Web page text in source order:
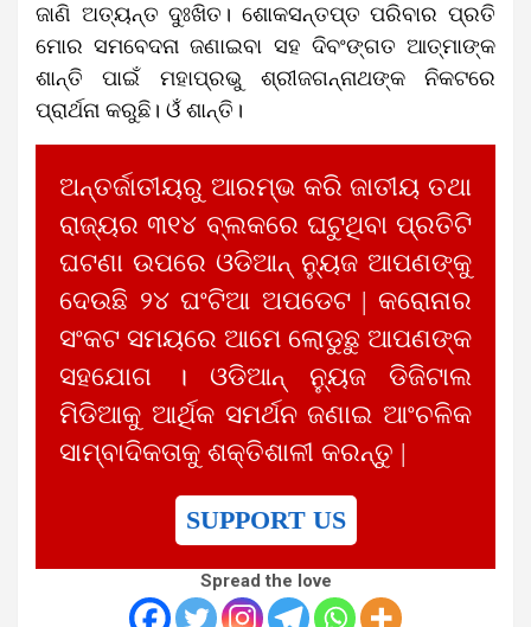
ଜାଣି ଅତ୍ୟନ୍ତ ଦୁଃଖିତ। ଶୋକସନ୍ତପ୍ତ ପରିବାର ପ୍ରତି
ମୋର ସମବେଦନା ଜଣାଇବା ସହ ଦିବଂଙ୍ଗତ ଆତ୍ମାଙ୍କ
ଶାନ୍ତି ପାଇଁ ମହାପ୍ରଭୁ ଶ୍ରୀଜଗନ୍ନାଥଙ୍କ ନିକଟରେ
ପ୍ରାର୍ଥନା କରୁଛି। ଓଁ ଶାନ୍ତି।
ଅନ୍ତର୍ଜାତୀୟରୁ ଆରମ୍ଭ କରି ଜାତୀୟ ତଥା
ରାଜ୍ୟର ୩୧୪ ବ୍ଲକରେ ଘଟୁଥିବା ପ୍ରତିଟି
ଘଟଣା ଉପରେ ଓଡିଆନ୍ ନ୍ୟୁଜ ଆପଣଙ୍କୁ
ଦେଉଛି ୨୪ ଘଂଟିଆ ଅପଡେଟ | କରୋନାର
ସଂକଟ ସମୟରେ ଆମେ ଲୋଡୁଛୁ ଆପଣଙ୍କ
ସହଯୋଗ । ଓଡିଆନ୍ ନ୍ୟୁଜ ଡିଜିଟାଲ
ମିଡିଆକୁ ଆର୍ଥିକ ସମର୍ଥନ ଜଣାଇ ଆଂଚଳିକ
ସାମ୍ବାଦିକତାକୁ ଶକ୍ତିଶାଳୀ କରନ୍ତୁ |
SUPPORT US
Spread the love